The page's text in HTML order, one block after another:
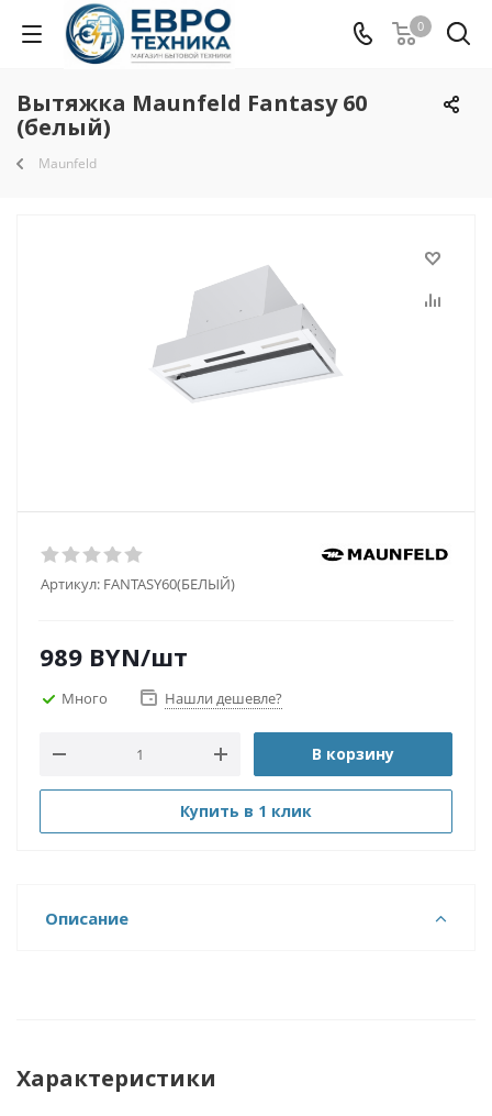
0
Вытяжка Maunfeld Fantasy 60
(белый)
Maunfeld
Артикул: FANTASY60(БЕЛЫЙ)
989 BYN/шт
Много Нашли дешевле?
В корзину
Купить в 1 клик
Описание
Характеристики